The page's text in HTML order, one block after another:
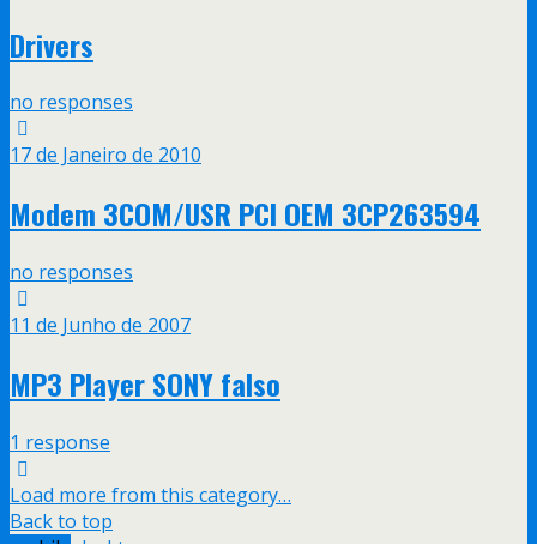
Drivers
no responses
17 de Janeiro de 2010
Modem 3COM/USR PCI OEM 3CP263594
no responses
11 de Junho de 2007
MP3 Player SONY falso
1 response
Load more from this category…
Back to top